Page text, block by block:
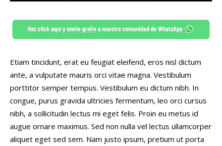
Etiam tincidunt, erat eu feugiat eleifend, eros nisl dictum
ante, a vulputate mauris orci vitae magna. Vestibulum
porttitor semper tempus. Vestibulum eu dictum nibh. In
congue, purus gravida ultricies fermentum, leo orci cursus
nibh, a sollicitudin lectus mi eget felis. Proin eu metus id
augue ornare maximus. Sed non nulla vel lectus ullamcorper
aliquet eget sed sem. Nam justo ipsum, pretium ut porta